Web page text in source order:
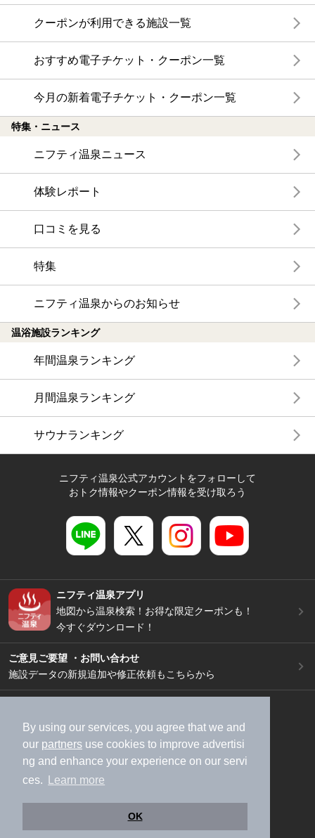
By using our services, you agree that we and
our partners use cookies to improve advertisi
ng and enhance your experience on our servi
ces.
Learn more
OK
クーポンが利用できる施設一覧
おすすめ電子チケット・クーポン一覧
今月の新着電子チケット・クーポン一覧
特集・ニュース
ニフティ温泉ニュース
体験レポート
口コミを見る
特集
ニフティ温泉からのお知らせ
温浴施設ランキング
年間温泉ランキング
月間温泉ランキング
サウナランキング
ニフティ温泉公式アカウントをフォローして
おトク情報やクーポン情報を受け取ろう
ニフティ温泉アプリ
地図から温泉検索！お得な限定クーポンも！
今すぐダウンロード！
ご意見ご要望 ・お問い合わせ
施設データの新規追加や修正依頼もこちらから
加盟店募集（資料請求）
広告出稿のご案内
利用規約
ライフスタイルMEMBERS+規約
特定商取引法に基づく表記
ヘルプ
採用情報
運営会社